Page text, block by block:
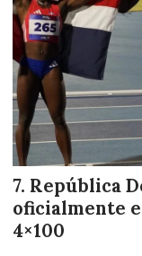
República
oficialmente
4×100